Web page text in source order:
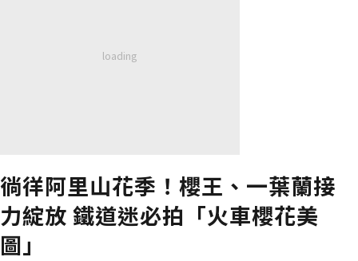
徜徉阿里山花季！櫻王、一葉蘭接
力綻放 鐵道迷必拍「火車櫻花美
圖」